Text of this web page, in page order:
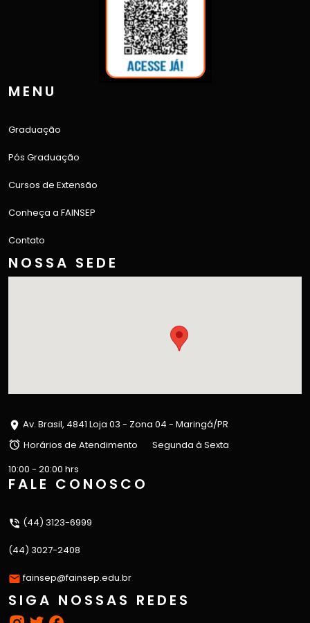
MENU
Graduação
Pós Graduação
Cursos de Extensão
Conheça a FAINSEP
Contato
NOSSA SEDE
Av. Brasil, 4841 Loja 03 - Zona 04 - Maringá/PR
Horários de Atendimento
Segunda à Sexta
10:00 - 20:00 hrs
FALE CONOSCO
(44) 3123-6999
(44) 3027-2408
fainsep@fainsep.edu.br
SIGA NOSSAS REDES